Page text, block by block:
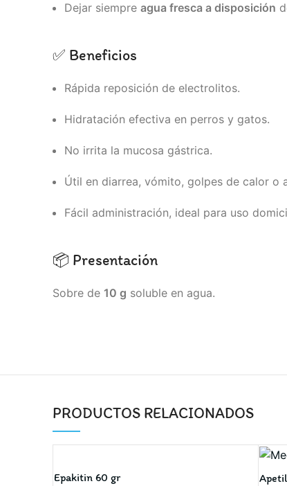
Dejar siempre agua fresca a disposición
✅ Beneficios
Rápida reposición de electrolitos.
Hidratación efectiva en perros y gatos.
No irrita la mucosa gástrica.
Útil en diarrea, vómito, golpes de calor o
Fácil administración, ideal para uso
📦 Presentación
Sobre de 10 g soluble en agua.
PRODUCTOS RELACIONADOS
Epakitin 60 gr